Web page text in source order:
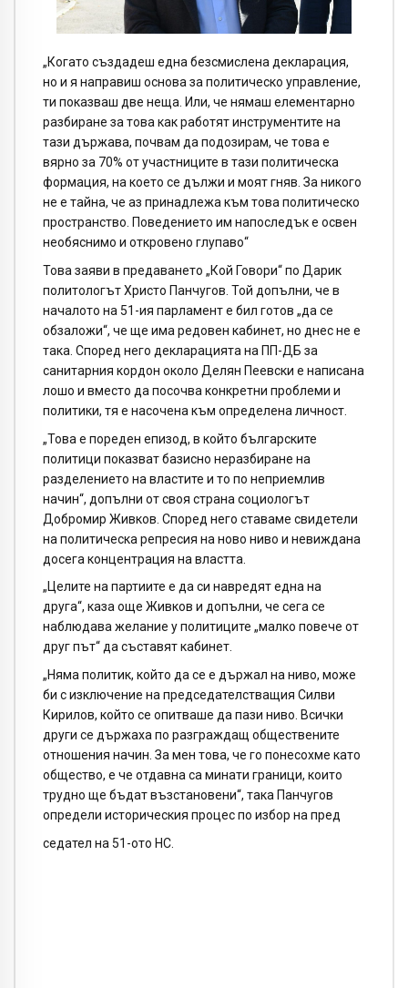
„Когато създадеш една безсмислена декларация,
но и я направиш основа за политическо управление,
ти показваш две неща. Или, че нямаш елементарно
разбиране за това как работят инструментите на
тази държава, почвам да подозирам, че това е
вярно за 70% от участниците в тази политическа
формация, на което се дължи и моят гняв. За никого
не е тайна, че аз принадлежа към това политическо
пространство. Поведението им напоследък е освен
необяснимо и откровено глупаво“
Това заяви в предаването „Кой Говори“ по Дарик
политологът Христо Панчугов. Той допълни, че в
началото на 51-ия парламент е бил готов „да се
обзаложи“, че ще има редовен кабинет, но днес не е
така. Според него декларацията на ПП-ДБ за
санитарния кордон около Делян Пеевски е написана
лошо и вместо да посочва конкретни проблеми и
политики, тя е насочена към определена личност.
„Това е пореден епизод, в който българските
политици показват базисно неразбиране на
разделението на властите и то по неприемлив
начин“, допълни от своя страна социологът
Добромир Живков. Според него ставаме свидетели
на политическа репресия на ново ниво и невиждана
досега концентрация на властта.
„Целите на партиите е да си навредят една на
друга“, каза още Живков и допълни, че сега се
наблюдава желание у политиците „малко повече от
друг път“ да съставят кабинет.
„Няма политик, който да се е държал на ниво, може
би с изключение на председателстващия Силви
Кирилов, който се опитваше да пази ниво. Всички
други се държаха по разграждащ обществените
отношения начин. За мен това, че го понесохме като
общество, е че отдавна са минати граници, които
трудно ще бъдат възстановени“, така Панчугов
определи историческия процес по избор на пред
седател на 51-ото НС.